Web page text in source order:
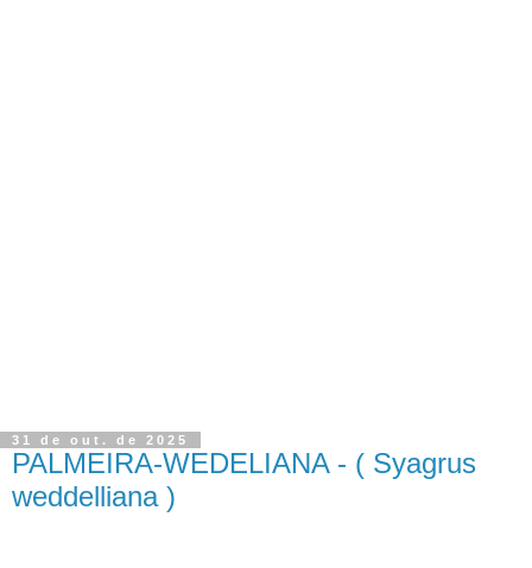
31 de out. de 2025
PALMEIRA-WEDELIANA - ( Syagrus
weddelliana )